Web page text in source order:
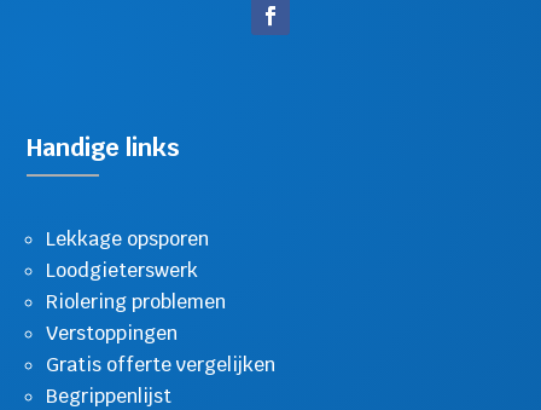
Handige links
Lekkage opsporen
Loodgieterswerk
Riolering problemen
Verstoppingen
Gratis offerte vergelijken
Begrippenlijst